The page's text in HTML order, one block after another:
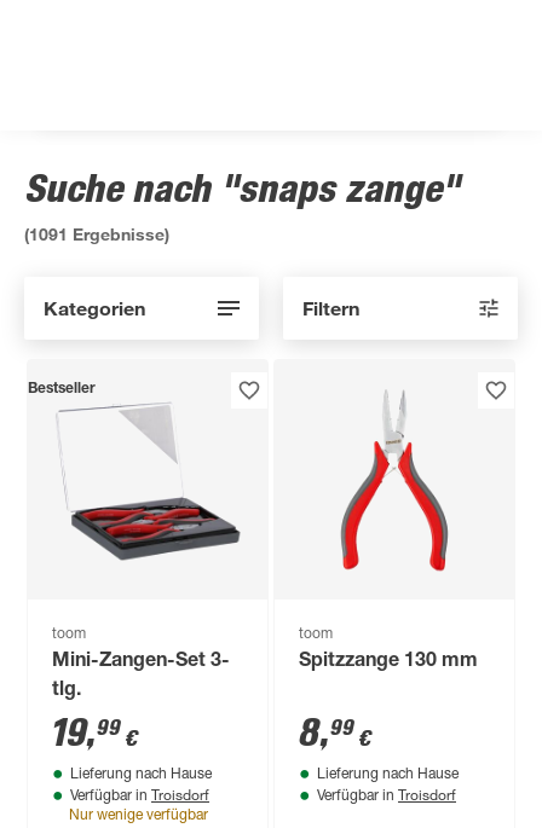
Suche nach "snaps zange"
(1091 Ergebnisse)
Kategorien Filtern
Bestseller
toom
Mini-Zangen-Set 3-
tlg.
19,99 €
Lieferung nach Hause
Verfügbar in Troisdorf
Nur wenige verfügbar
toom
Spitzzange 130 mm
8,99 €
Lieferung nach Hause
Verfügbar in Troisdorf